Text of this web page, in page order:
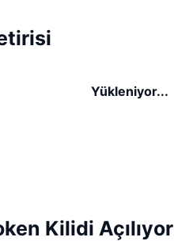
Yükleniyor...
Kilidi Açılıyor